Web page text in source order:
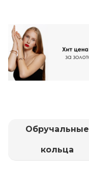
Обручальные
кольца